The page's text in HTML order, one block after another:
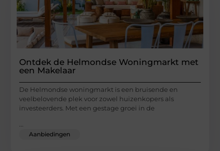
Ontdek de Helmondse Woningmarkt met
een Makelaar
De Helmondse woningmarkt is een bruisende en
veelbelovende plek voor zowel huizenkopers als
investeerders. Met een gestage groei in de
...
Aanbiedingen